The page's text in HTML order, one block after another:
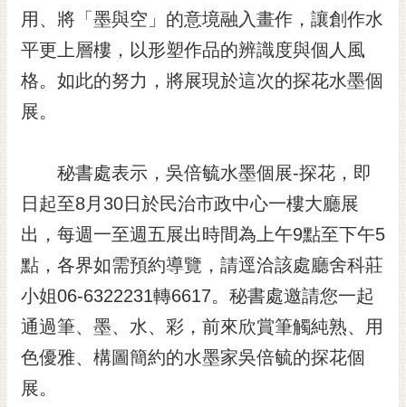
用、將「墨與空」的意境融入畫作，讓創作水
平更上層樓，以形塑作品的辨識度與個人風
格。如此的努力，將展現於這次的探花水墨個
展。
秘書處表示，吳倍毓水墨個展-探花，即
日起至8月30日於民治市政中心一樓大廳展
出，每週一至週五展出時間為上午9點至下午5
點，各界如需預約導覽，請逕洽該處廳舍科莊
小姐06-6322231轉6617。秘書處邀請您一起
通過筆、墨、水、彩，前來欣賞筆觸純熟、用
色優雅、構圖簡約的水墨家吳倍毓的探花個
展。